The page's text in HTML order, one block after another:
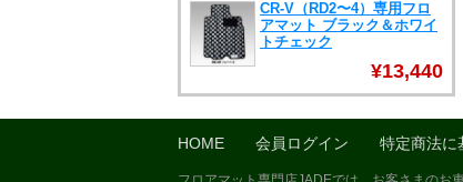
CR-V（RD2〜4）専用フロ
アマット ブラック＆ホワイ
トチェック
¥13,440
HOME 会員ログイン 特定商法に